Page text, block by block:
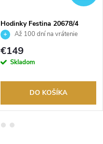
Hodinky Festina 20678/4
Až 100 dní na vrátenie
tovaru. Autorizovaný predajca.
€149
Skladom
DO KOŠÍKA